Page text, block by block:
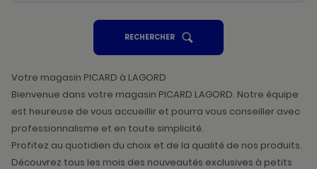
RECHERCHERUN
POINT
VENTE
Votre magasin PICARD à LAGORD
Bienvenue dans votre magasin PICARD LAGORD. Notre équipe
est heureuse de vous accueillir et pourra vous conseiller avec
professionnalisme et en toute simplicité.
Profitez au quotidien du choix et de la qualité de nos produits.
Découvrez tous les mois des nouveautés exclusives à petits